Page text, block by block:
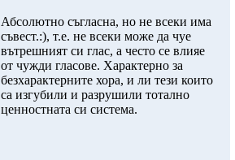
Абсолютно съгласна, но не всеки има
съвест.:), т.е. не всеки може да чуе
вътрешният си глас, а често се влияе
от чужди гласове. Характерно за
безхарактерните хора, и ли тези които
са изгубили и разрушили тотално
ценностната си система.